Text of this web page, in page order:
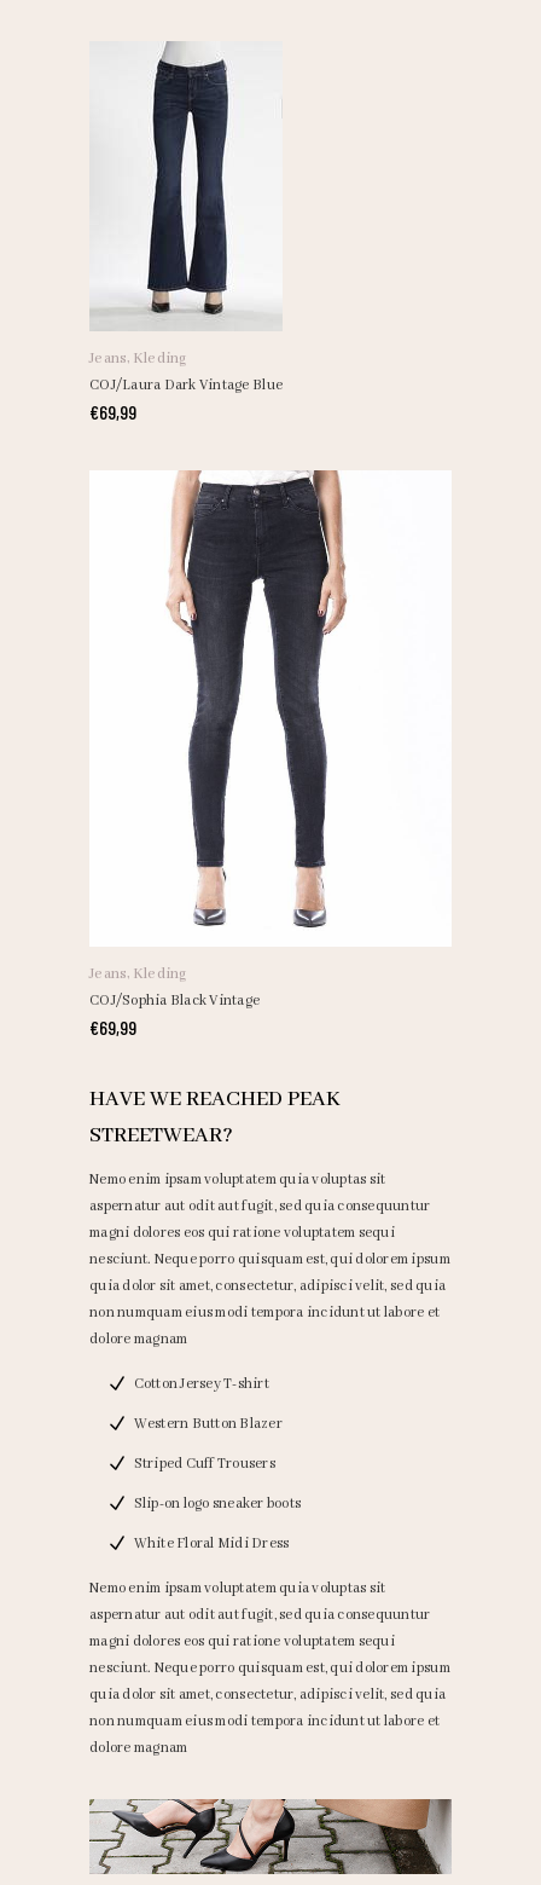
Jeans, Kleding
COJ/Laura Dark Vintage Blue
€69,99
Jeans, Kleding
COJ/Sophia Black Vintage
€69,99
HAVE WE REACHED PEAK
STREETWEAR?
Nemo enim ipsam voluptatem quia voluptas sit
aspernatur aut odit aut fugit, sed quia consequuntur
magni dolores eos qui ratione voluptatem sequi
nesciunt. Neque porro quisquam est, qui dolorem ipsum
quia dolor sit amet, consectetur, adipisci velit, sed quia
non numquam eius modi tempora incidunt ut labore et
dolore magnam
Cotton Jersey T-shirt
Western Button Blazer
Striped Cuff Trousers
Slip-on logo sneaker boots
White Floral Midi Dress
Nemo enim ipsam voluptatem quia voluptas sit
aspernatur aut odit aut fugit, sed quia consequuntur
magni dolores eos qui ratione voluptatem sequi
nesciunt. Neque porro quisquam est, qui dolorem ipsum
quia dolor sit amet, consectetur, adipisci velit, sed quia
non numquam eius modi tempora incidunt ut labore et
dolore magnam